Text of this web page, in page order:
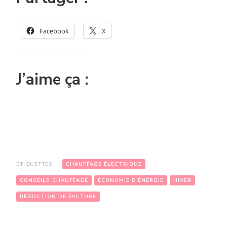
Facebook X
J’aime ça :
ÉTIQUETTES : CHAUFFAGE ÉLECTRIQUE
CONSEILS CHAUFFAGE ÉCONOMIE D'ÉNERGIE HIVER
RÉDUCTION DE FACTURE